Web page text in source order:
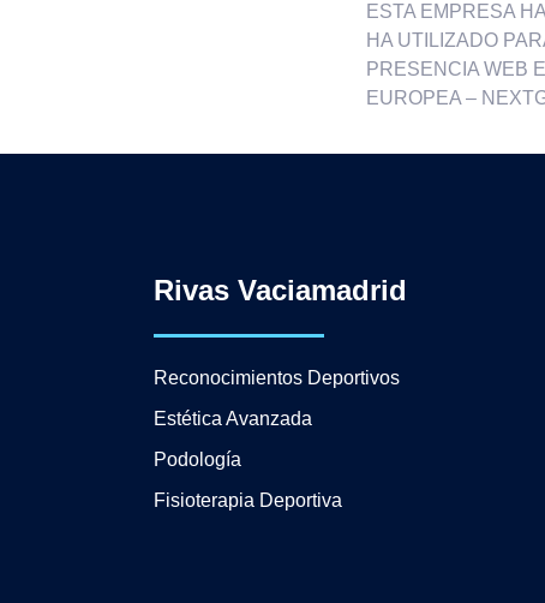
ESTA EMPRESA
HA UTILIZADO
PRESENCIA WEB
EUROPEA –
Rivas Vaciamadrid
Reconocimientos Deportivos
Estética Avanzada
Podología
Fisioterapia Deportiva